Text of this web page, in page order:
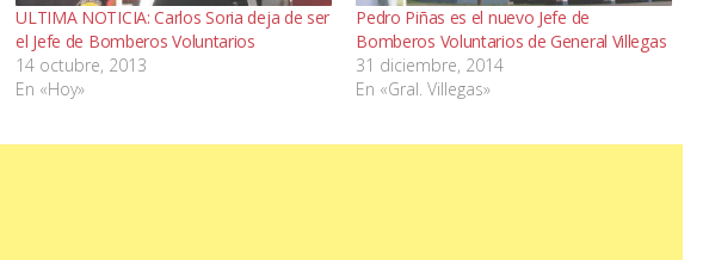
ULTIMA NOTICIA: Carlos Soria deja de ser
el Jefe de Bomberos Voluntarios
14 octubre, 2013
En «Hoy»
Pedro Piñas es el nuevo Jefe de
Bomberos Voluntarios de General Villegas
31 diciembre, 2014
En «Gral. Villegas»